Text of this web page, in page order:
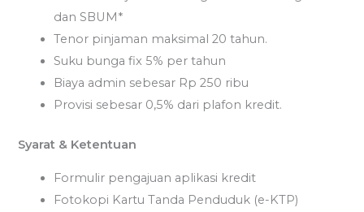
dan SBUM*
Tenor pinjaman maksimal 20 tahun.
Suku bunga fix 5% per tahun
Biaya admin sebesar Rp 250 ribu
Provisi sebesar 0,5% dari plafon kredit.
Syarat & Ketentuan
Formulir pengajuan aplikasi kredit
Fotokopi Kartu Tanda Penduduk (e-KTP)